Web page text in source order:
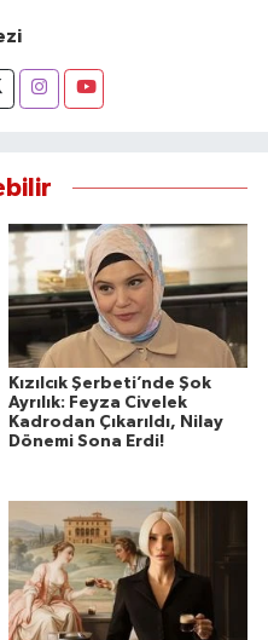
Kızılcık Şerbeti’nde Şok
Ayrılık: Feyza Civelek
Kadrodan Çıkarıldı, Nilay
Dönemi Sona Erdi!